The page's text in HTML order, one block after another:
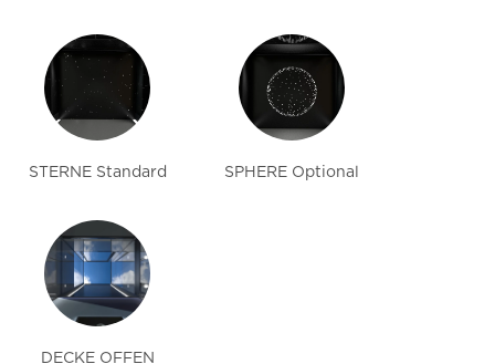
STERNE Standard SPHERE Optional
DECKE OFFEN